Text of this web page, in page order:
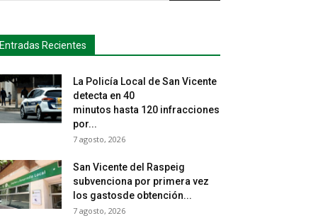
Entradas Recientes
La Policía Local de San Vicente
detecta en 40
minutos hasta 120 infracciones
por...
7 agosto, 2026
San Vicente del Raspeig
subvenciona por primera vez
los gastosde obtención...
7 agosto, 2026